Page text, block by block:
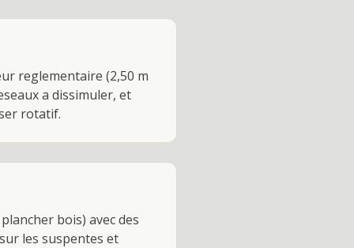
reglementaire (2,50 m
a dissimuler, et
rotatif.
bois) avec des
les suspentes et